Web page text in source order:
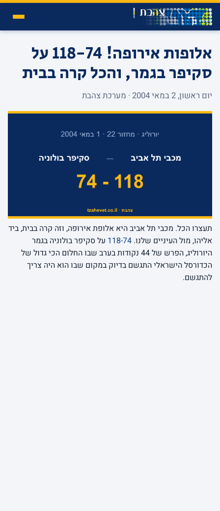
אלופות אירופה! 118-74 על
סקיפר בגמר, והכל קרה בבית
יום ראשון, 2 במאי 2004 · מערכת צהבת
תעצרו הכל. מכבי תל אביב היא אלופת אירופה, וזה קרה בבית, ביד
אליהו, מול העיניים שלנו. 118-74 על סקיפר בולוניה בגמר
היורוליג, הפרש של 44 נקודות בערב שבו החלום הכי גדול של
הכדורסל הישראלי התגשם בדיוק במקום שבו הוא היה צריך
להתגשם.